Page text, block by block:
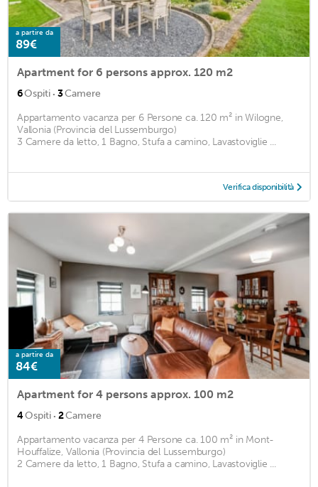
a partire da
89€
Apartment for 6 persons approx. 120 m2
6Ospiti · 3Camere
Appartamento vacanza per 6 Persone ca. 120 m² in Wilogne,
Vallonia (Provincia del Lussemburgo)
3 Camere da letto, 1 Bagno, Stufa a camino, Lavastoviglie ...
Verifica disponibilità
a partire da
84€
Apartment for 4 persons approx. 100 m2
4Ospiti · 2Camere
Appartamento vacanza per 4 Persone ca. 100 m² in Mont-
Houffalize, Vallonia (Provincia del Lussemburgo)
2 Camere da letto, 1 Bagno, Stufa a camino, Lavastoviglie ...